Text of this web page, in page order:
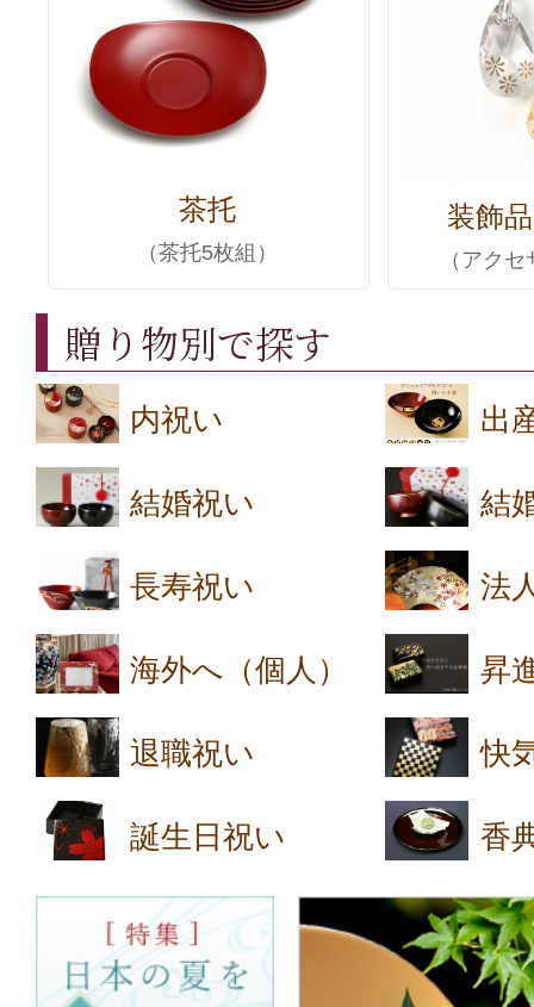
茶托
（茶托5枚組）
装飾
（アク
贈り物別で探す
内祝い 出
結婚祝い 結
長寿祝い 法
海外へ（個人） 昇
退職祝い 快
誕生日祝い 香